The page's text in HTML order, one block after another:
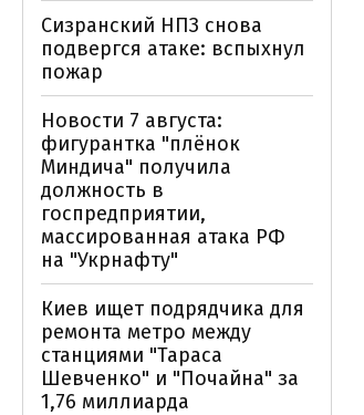
Сизранский НПЗ снова
подвергся атаке: вспыхнул
пожар
Новости 7 августа:
фигурантка "плёнок
Миндича" получила
должность в
госпредприятии,
массированная атака РФ
на "Укрнафту"
Киев ищет подрядчика для
ремонта метро между
станциями "Тараса
Шевченко" и "Почайна" за
1,76 миллиарда